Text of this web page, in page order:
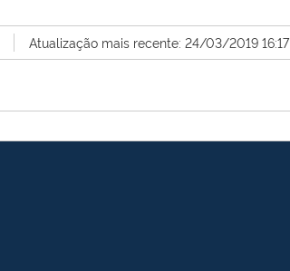
Atualização mais recente: 24/03/2019 16:17